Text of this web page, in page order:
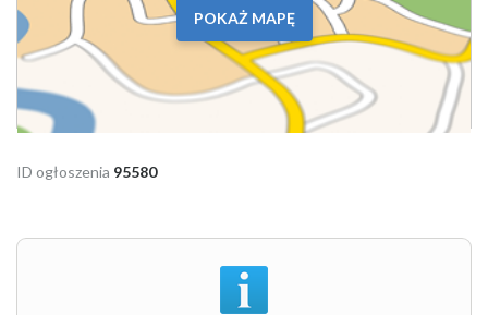
POKAŻ MAPĘ
ID ogłoszenia 95580